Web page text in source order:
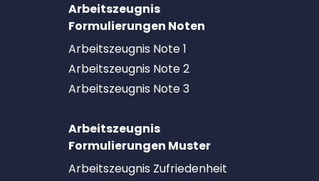
Arbeitszeugnis
Formulierungen Noten
Arbeitszeugnis Note 1
Arbeitszeugnis Note 2
Arbeitszeugnis Note 3
Arbeitszeugnis
Formulierungen Muster
Arbeitszeugnis Zufriedenheit